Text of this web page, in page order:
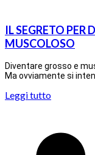
IL SEGRETO PER
MUSCOLOSO
Diventare grosso e
Ma ovviamente si
Leggi tutto